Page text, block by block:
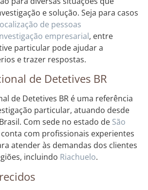
e solução. Seja para casos
de pessoas
empresarial, entre
particular pode ajudar a
e trazer respostas.
de Detetives BR
de Detetives BR é uma referência
particular, atuando desde
Com sede no estado de São
conta com profissionais experientes
atender às demandas dos clientes
incluindo Riachuelo.